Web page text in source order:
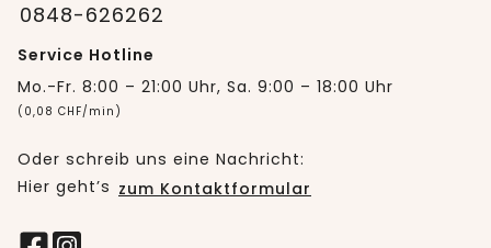
0848-626262
Service Hotline
Mo.-Fr. 8:00 – 21:00 Uhr, Sa. 9:00 – 18:00 Uhr
(0,08 CHF/min)
Oder schreib uns eine Nachricht:
Hier geht’s zum Kontaktformular